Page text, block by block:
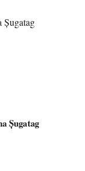
Șugatag